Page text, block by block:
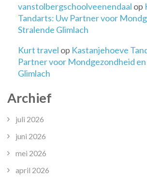
vanstolbergschoolveenendaal op
Tandarts: Uw Partner voor
Stralende Glimlach
Kurt travel op Kastanjehoeve
Partner voor Mondgezondheid
Glimlach
Archief
juli 2026
juni 2026
mei 2026
april 2026